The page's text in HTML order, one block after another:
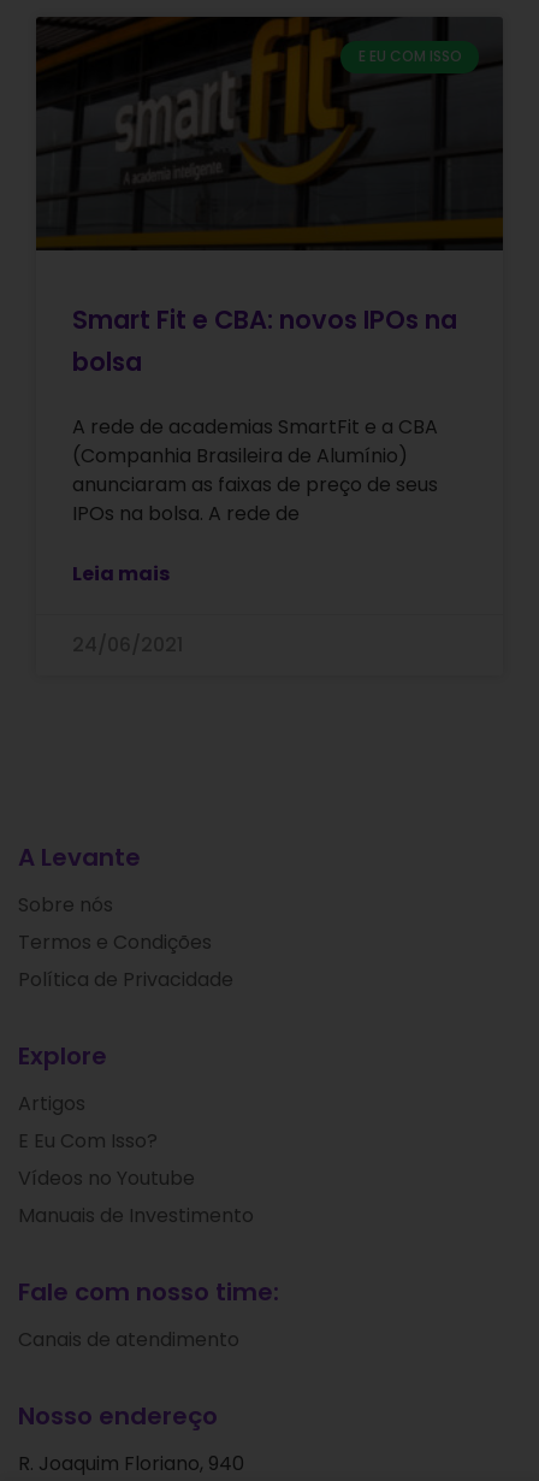
E EU COM ISSO
Smart Fit e CBA: novos IPOs na
bolsa
A rede de academias SmartFit e a CBA
(Companhia Brasileira de Alumínio)
anunciaram as faixas de preço de seus
IPOs na bolsa. A rede de
Leia mais
A Levante
Sobre nós
Termos e Condições
Política de Privacidade
Explore
Artigos
E Eu Com Isso?
Vídeos no Youtube
Manuais de Investimento
Fale com nosso time:
Canais de atendimento
Nosso endereço
R. Joaquim Floriano, 940